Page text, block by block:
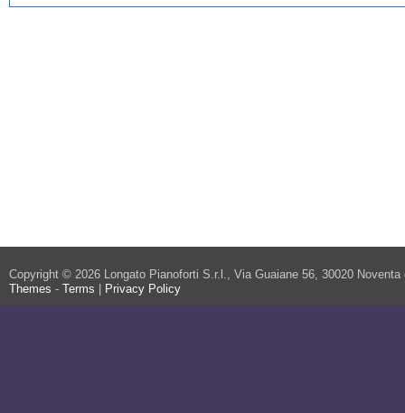
Copyright © 2026 Longato Pianoforti S.r.l., Via Guaiane 56, 30020
Themes - Terms Privacy Policy